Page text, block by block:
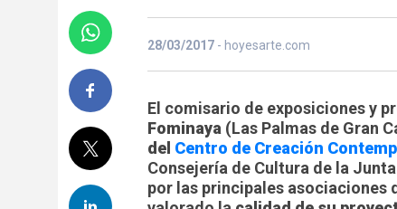
28/03/2017 - hoyesarte.com
El comisario de exposiciones y
Fominaya (Las Palmas de Gran
del Centro de Creación
Consejería de Cultura de la
por las principales asociaciones